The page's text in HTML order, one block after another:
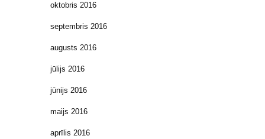
oktobris 2016
septembris 2016
augusts 2016
jūlijs 2016
jūnijs 2016
maijs 2016
aprīlis 2016